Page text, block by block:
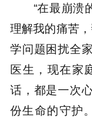
“在最崩溃
理解我的痛苦
学问题困扰全
医生，现在家
话，都是一次
份生命的守护